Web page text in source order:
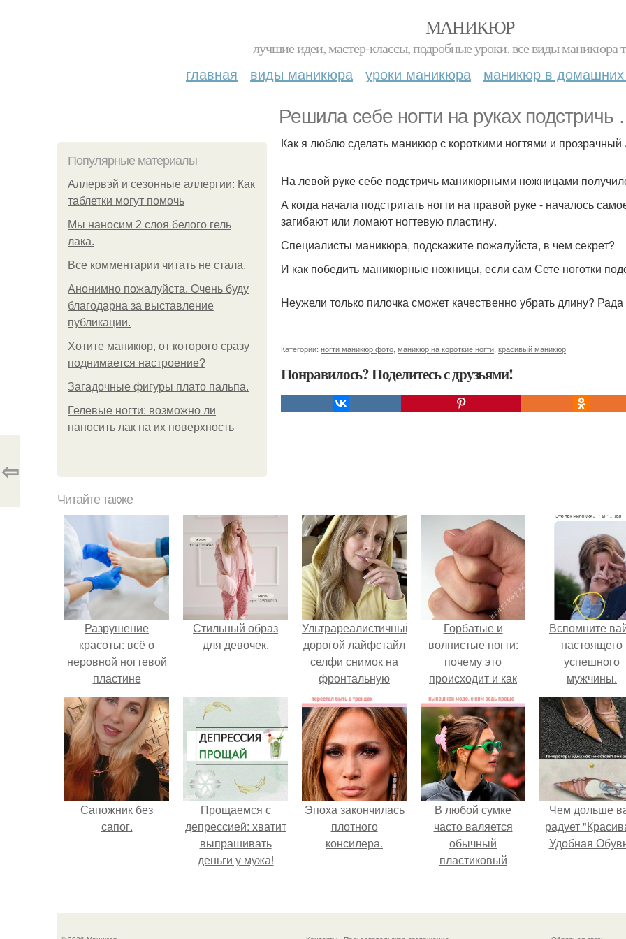
МАНИКЮР
лучшие идеи, мастер-классы, подробные уроки. все виды маникюра
главная виды маникюра уроки маникюра маникюр в домашних
Решила себе ногти на руках подстричь
Популярные материалы
Аллервэй и сезонные аллергии: Как
таблетки могут помочь
Мы наносим 2 слоя белого гель
лака.
Все комментарии читать не стала.
Анонимно пожалуйста. Очень буду
благодарна за выставление
публикации.
Хотите маникюр, от которого сразу
поднимается настроение?
Загадочные фигуры плато пальпа.
Гелевые ногти: возможно ли
наносить лак на их поверхность
Как я люблю сделать маникюр с короткими ногтями и прозрачный
На левой руке себе подстричь маникюрными ножницами
А когда начала подстригать ногти на правой руке - началось
загибают или ломают ногтевую пластину.
Специалисты маникюра, подскажите пожалуйста, в чем секрет?
И как победить маникюрные ножницы, если сам Сете ноготки
Неужели только пилочка сможет качественно убрать длину? Рада
Категории: ногти маникюр фото маникюр на короткие ногти красивый маникюр
Понравилось? Поделитесь с друзьями!
⇦
Читайте также
Разрушение
красоты: всё о
неровной ногтевой
пластине
Стильный образ
для девочек.
Ультрареалистичный
дорогой лайфстайл
селфи снимок на
фронтальную
камеру.
Горбатые и
волнистые ногти:
почему это
происходит и как
справиться с этим
Вспомните
настоящего
успешного
мужчины.
Сапожник без
сапог.
Прощаемся с
депрессией: хватит
выпрашивать
деньги у мужа!
Эпоха закончилась
плотного
консилера.
В любой сумке
часто валяется
обычный
пластиковый
Чем дольше
радует
Удобная